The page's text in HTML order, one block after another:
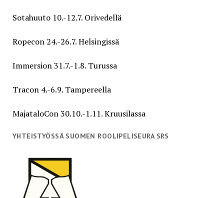
Sotahuuto 10.-12.7. Orivedellä
Ropecon 24.-26.7. Helsingissä
Immersion 31.7.-1.8. Turussa
Tracon 4.-6.9. Tampereella
MajataloCon 30.10.-1.11. Kruusilassa
YHTEISTYÖSSÄ SUOMEN ROOLIPELISEURA SRS